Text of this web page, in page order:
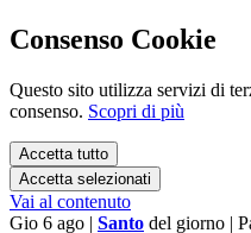
Consenso Cookie
Questo sito utilizza servizi di
consenso. Scopri di più
Accetta tutto
Accetta selezionati
Vai al contenuto
Gio 6 ago | Santo del giorno |